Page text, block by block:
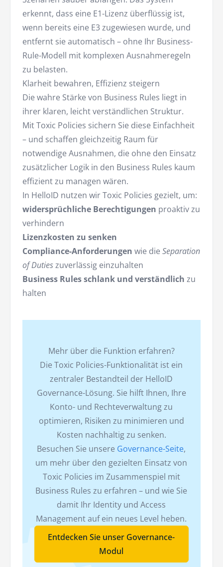
erkennt, dass eine E1-Lizenz überflüssig ist,
wenn bereits eine E3 zugewiesen wurde, und
entfernt sie automatisch – ohne Ihr Business-
Rule-Modell mit komplexen Ausnahmeregeln
zu belasten.
Klarheit bewahren, Effizienz steigern
Die wahre Stärke von Business Rules liegt in
ihrer klaren, leicht verständlichen Struktur.
Mit Toxic Policies sichern Sie diese Einfachheit
– und schaffen gleichzeitig Raum für
notwendige Ausnahmen, die ohne den Einsatz
zusätzlicher Logik in den Business Rules kaum
effizient zu managen wären.
In HelloID nutzen wir Toxic Policies gezielt, um:
widersprüchliche Berechtigungen proaktiv zu
verhindern
Lizenzkosten zu senken
Compliance-Anforderungen wie die Separation
of Dutieszuverlässig einzuhalten
Business Rules schlank und verständlich zu
halten
Mehr über die Funktion erfahren?
Die Toxic Policies-Funktionalität ist ein
zentraler Bestandteil der HelloID
Governance-Lösung. Sie hilft Ihnen, Ihre
Konto- und Rechteverwaltung zu
optimieren, Risiken zu minimieren und
Kosten nachhaltig zu senken.
Besuchen Sie unsere Governance-Seite,
um mehr über den gezielten Einsatz von
Toxic Policies im Zusammenspiel mit
Business Rules zu erfahren – und wie Sie
damit Ihr Identity und Access
Management auf ein neues Level heben.
Entdecken Sie unser Governance-
Modul